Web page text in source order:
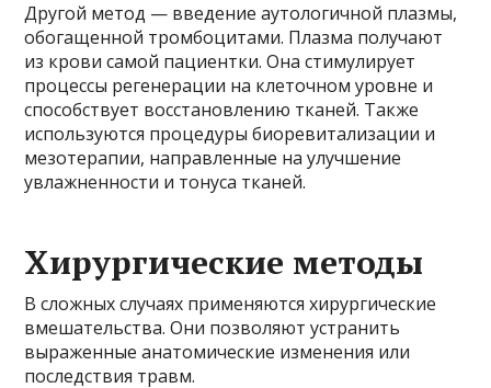
Другой метод — введение аутологичной плазмы,
обогащенной тромбоцитами. Плазма получают
из крови самой пациентки. Она стимулирует
процессы регенерации на клеточном уровне и
способствует восстановлению тканей. Также
используются процедуры биоревитализации и
мезотерапии, направленные на улучшение
увлажненности и тонуса тканей.
Хирургические методы
В сложных случаях применяются хирургические
вмешательства. Они позволяют устранить
выраженные анатомические изменения или
последствия травм.